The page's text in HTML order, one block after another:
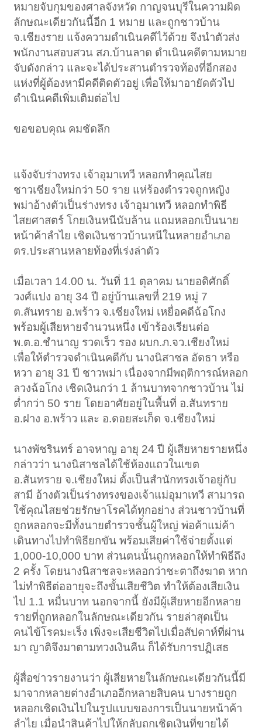
หมายจับกุมของศาลจังหวัด กาญจนบุรีในความผิด
ลักษณะเดียวกันนี้อีก 1 หมาย และถูกชาวบ้าน
จ.เชียงราย แจ้งความดำเนินคดีไว้ด้วย จึงนำตัวส่ง
พนักงานสอบสวน สภ.บ้านลาด ดำเนินคดีตามหมาย
จับดังกล่าว และจะได้ประสานตำรวจท้องที่อีกสอง
แห่งที่ผู้ต้องหามีคดีติดตัวอยู่ เพื่อให้มาอายัดตัวไป
ดำเนินคดีเพิ่มเติมต่อไป
ขอขอบคุณ คมชัดลึก
แจ้งจับร่างทรง เจ้าอุมาเทวี หลอกทำคุณไสย
ชาวเชียงใหม่กว่า 50 ราย แห่ร้องตำรวจถูกหญิง
พม่าอ้างตัวเป็นร่างทรง เจ้าอุมาเทวี หลอกทำพิธี
ไสยศาสตร์ โกยเงินหนีนับล้าน แถมหลอกเป็นนาย
หน้าค้าลำไย เชิดเงินชาวบ้านหนีในหลายอำเภอ
ตร.ประสานหลายท้องที่เร่งล่าตัว
เมื่อเวลา 14.00 น. วันที่ 11 ตุลาคม นายอดิศักดิ์
วงศ์แปง อายุ 34 ปี อยู่บ้านเลขที่ 219 หมู่ 7
ต.สันทราย อ.พร้าว จ.เชียงใหม่ เหยื่อคดีฉ้อโกง
พร้อมผู้เสียหายจำนวนหนึ่ง เข้าร้องเรียนต่อ
พ.ต.อ.ชำนาญ รวดเร็ว รอง ผบก.ภ.จว.เชียงใหม่
เพื่อให้ตำรวจดำเนินคดีกับ นางนิสาชล อัดธา หรือ
หวา อายุ 31 ปี ชาวพม่า เนื่องจากมีพฤติการณ์หลอก
ลวงฉ้อโกง เชิดเงินกว่า 1 ล้านบาทจากชาวบ้าน ไม่
ต่ำกว่า 50 ราย โดยอาศัยอยู่ในพื้นที่ อ.สันทราย
อ.ฝาง อ.พร้าว และ อ.ดอยสะเก็ด จ.เชียงใหม่
นางพัชรินทร์ อาจหาญ อายุ 24 ปี ผู้เสียหายรายหนึ่ง
กล่าวว่า นางนิสาชลได้ใช้ห้องแถวในเขต
อ.สันทราย จ.เชียงใหม่ ตั้งเป็นสำนักทรงเจ้าอยู่กับ
สามี อ้างตัวเป็นร่างทรงของเจ้าแม่อุมาเทวี สามารถ
ใช้คุณไสยช่วยรักษาโรคได้ทุกอย่าง ส่วนชาวบ้านที่
ถูกหลอกจะมีทั้งนายตำรวจชั้นผู้ใหญ่ พ่อค้าแม่ค้า
เดินทางไปทำพิธียกขัน พร้อมเสียค่าใช้จ่ายตั้งแต่
1,000-10,000 บาท ส่วนตนนั้นถูกหลอกให้ทำพิธีถึง
2 ครั้ง โดยนางนิสาชลจะหลอกว่าชะตาถึงฆาต หาก
ไม่ทำพิธีต่ออายุจะถึงขั้นเสียชีวิต ทำให้ต้องเสียเงิน
ไป 1.1 หมื่นบาท นอกจากนี้ ยังมีผู้เสียหายอีกหลาย
รายที่ถูกหลอกในลักษณะเดียวกัน รายล่าสุดเป็น
คนไข้โรคมะเร็ง เพิ่งจะเสียชีวิตไปเมื่อสัปดาห์ที่ผ่าน
มา ญาติจึงมาตามทวงเงินคืน ก็ได้รับการปฏิเสธ
ผู้สื่อข่าวรายงานว่า ผู้เสียหายในลักษณะเดียวกันนี้มี
มาจากหลายต่างอำเภออีกหลายสิบคน บางรายถูก
หลอกเชิดเงินไปในรูปแบบของการเป็นนายหน้าค้า
ลำไย เมื่อนำสินค้าไปให้กลับถูกเชิดเงินที่ขายได้